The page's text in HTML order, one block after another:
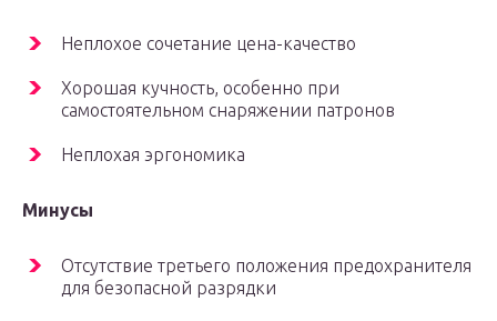
Неплохое сочетание цена-качество
Хорошая кучность, особенно при
самостоятельном снаряжении патронов
Неплохая эргономика
Минусы
Отсутствие третьего положения предохранителя
для безопасной разрядки